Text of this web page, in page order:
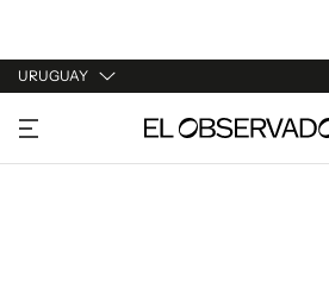
URUGUAY
URUGUAY
ARGENTINA